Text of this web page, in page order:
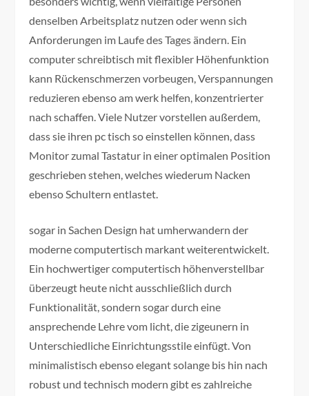
denselben Arbeitsplatz nutzen oder wenn sich
Anforderungen im Laufe des Tages ändern. Ein
computer schreibtisch mit flexibler Höhenfunktion
kann Rückenschmerzen vorbeugen, Verspannungen
reduzieren ebenso am werk helfen, konzentrierter
nach schaffen. Viele Nutzer vorstellen außerdem,
dass sie ihren pc tisch so einstellen können, dass
Monitor zumal Tastatur in einer optimalen Position
geschrieben stehen, welches wiederum Nacken
ebenso Schultern entlastet.
sogar in Sachen Design hat umherwandern der
moderne computertisch markant weiterentwickelt.
Ein hochwertiger computertisch höhenverstellbar
überzeugt heute nicht ausschließlich durch
Funktionalität, sondern sogar durch eine
ansprechende Lehre vom licht, die zigeunern in
Unterschiedliche Einrichtungsstile einfügt. Von
minimalistisch ebenso elegant solange bis hin nach
robust und technisch modern gibt es zahlreiche